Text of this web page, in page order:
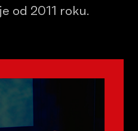
od 2011 roku.